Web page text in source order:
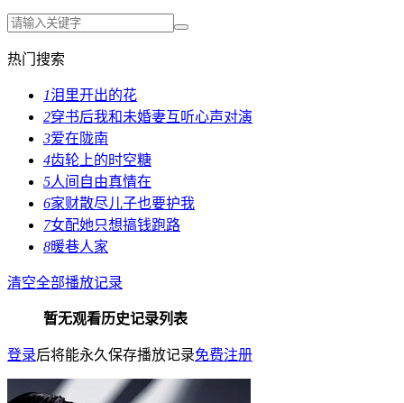
热门搜索
1泪里开出的花
2穿书后我和未婚妻互听心声对演
3爱在陇南
4齿轮上的时空糖
5人间自由真情在
6家财散尽儿子也要护我
7女配她只想搞钱跑路
8暖巷人家
清空全部播放记录
暂无观看历史记录列表
登录后将能永久保存播放记录免费注册